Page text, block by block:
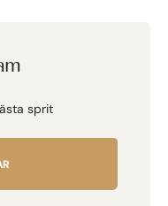
sprit